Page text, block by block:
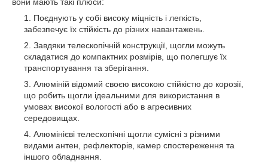
вони мають такі плюси:
Поєднують у собі високу міцність і легкість,
забезпечує їх стійкість до різних навантажень.
Завдяки телескопічній конструкції, щогли можуть
складатися до компактних розмірів, що полегшує їх
транспортування та зберігання.
Алюміній відомий своєю високою стійкістю до корозії,
що робить щогли ідеальними для використання в
умовах високої вологості або в агресивних
середовищах.
Алюмінієві телескопічні щогли сумісні з різними
видами антен, рефлекторів, камер спостереження та
іншого обладнання.